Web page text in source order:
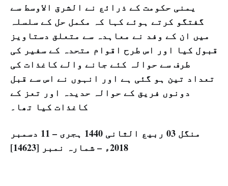
یمنی حکومت کے ذرائع نے الشرق الاوسط سے
گفتگو کرتے ہوئے کہا کہ مکمل حل کے سلسلہ
میں ان کے وفد نے معاہدہ سے متعلق دستاویز
قبول کیا اور اس طرح اقوام متحدہ کے سفیر کی
طرف سے حوالہ کئے جانے والے کاغذات کی
تعداد تین ہو گئی ہے اور انہوں نے اس سے قبل
دونوں فریق کے حوالہ حدیدہ اور تعز کے
کاغذات کیا تھا۔
منگل 03 ربیع الثانی 1440 ہجری – 11 دسمبر
2018ء – شمارہ نمبر [14623]